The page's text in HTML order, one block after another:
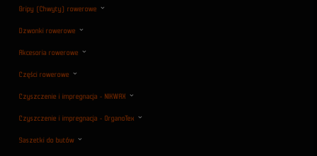
Gripy (Chwyty) rowerowe
Dzwonki rowerowe
Akcesoria rowerowe
Części rowerowe
Czyszczenie i impregnacja - NIKWAX
Czyszczenie i impregnacja - OrganoTex
Saszetki do butów